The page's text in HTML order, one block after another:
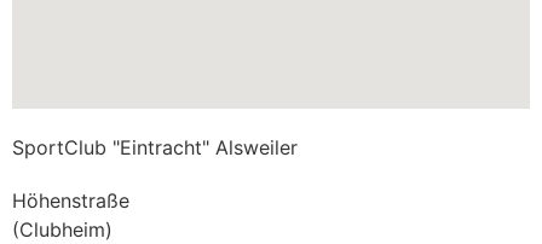
SportClub "Eintracht" Alsweiler
Höhenstraße
(Clubheim)